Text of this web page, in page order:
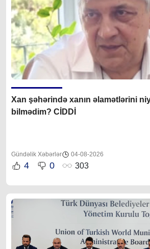
Xan şəhərində xanın əlamətlərini
bilmədim? CİDDİ
Gündəlik Xəbərlər 04-08-2026
4 0 303